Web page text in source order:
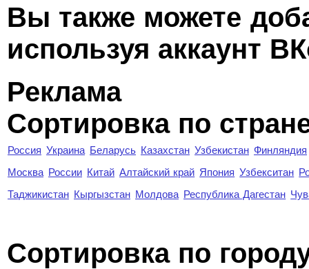
Вы также можете
используя аккаунт
Реклама
Сортировка по
Россия Украина Беларусь Казахстан Узбекистан Финляндия
Москва России Китай Алтайский край Япония Узбекситан
Таджикистан Кыргызстан Молдова Республика Дагестан
Cортировка по